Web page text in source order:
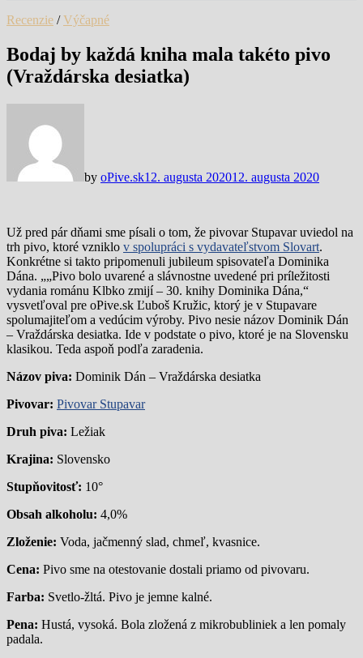
Recenzie /Výčapné
Bodaj by každá kniha mala takéto pivo
(Vraždárska desiatka)
by oPive.sk12. augusta 202012. augusta 2020
Už pred pár dňami sme písali o tom, že pivovar Stupavar uviedol na
trh pivo, ktoré vzniklo v spolupráci s vydavateľstvom Slovart.
Konkrétne si takto pripomenuli jubileum spisovateľa Dominika
Dána. „„Pivo bolo uvarené a slávnostne uvedené pri príležitosti
vydania románu Klbko zmijí – 30. knihy Dominika Dána,“
vysvetľoval pre oPive.sk Ľuboš Kružic, ktorý je v Stupavare
spolumajiteľom a vedúcim výroby. Pivo nesie názov Dominik Dán
– Vraždárska desiatka. Ide v podstate o pivo, ktoré je na Slovensku
klasikou. Teda aspoň podľa zaradenia.
Názov piva: Dominik Dán – Vraždárska desiatka
Pivovar: Pivovar Stupavar
Druh piva: Ležiak
Krajina: Slovensko
Stupňovitosť: 10°
Obsah alkoholu: 4,0%
Zloženie: Voda, jačmenný slad, chmeľ, kvasnice.
Cena: Pivo sme na otestovanie dostali priamo od pivovaru.
Farba: Svetlo-žltá. Pivo je jemne kalné.
Pena: Hustá, vysoká. Bola zložená z mikrobubliniek a len pomaly
padala.